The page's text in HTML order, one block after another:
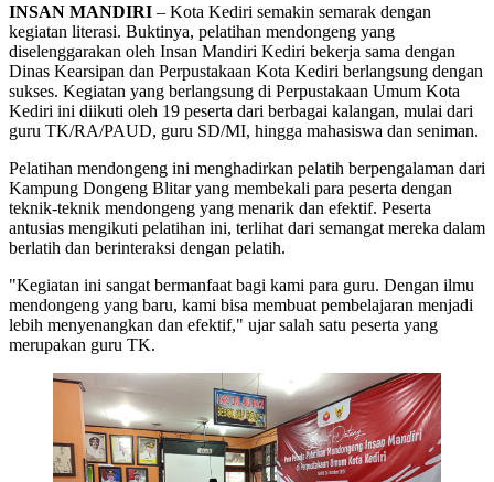
INSAN MANDIRI – Kota Kediri semakin semarak dengan
kegiatan literasi. Buktinya, pelatihan mendongeng yang
diselenggarakan oleh Insan Mandiri Kediri bekerja sama dengan
Dinas Kearsipan dan Perpustakaan Kota Kediri berlangsung dengan
sukses. Kegiatan yang berlangsung di Perpustakaan Umum Kota
Kediri ini diikuti oleh 19 peserta dari berbagai kalangan, mulai dari
guru TK/RA/PAUD, guru SD/MI, hingga mahasiswa dan seniman.
Pelatihan mendongeng ini menghadirkan pelatih berpengalaman dari
Kampung Dongeng Blitar yang membekali para peserta dengan
teknik-teknik mendongeng yang menarik dan efektif. Peserta
antusias mengikuti pelatihan ini, terlihat dari semangat mereka dalam
berlatih dan berinteraksi dengan pelatih.
"Kegiatan ini sangat bermanfaat bagi kami para guru. Dengan ilmu
mendongeng yang baru, kami bisa membuat pembelajaran menjadi
lebih menyenangkan dan efektif," ujar salah satu peserta yang
merupakan guru TK.